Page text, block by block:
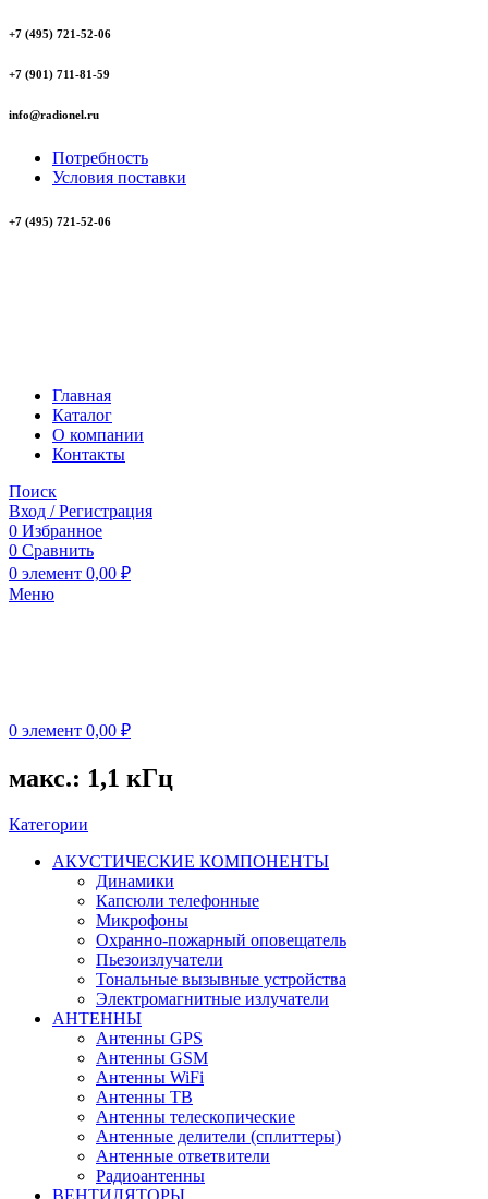
+7 (495) 721-52-06
+7 (901) 711-81-59
info@radionel.ru
Потребность
Условия поставки
+7 (495) 721-52-06
Главная
Каталог
О компании
Контакты
Поиск
Вход / Регистрация
0 Избранное
0 Сравнить
0 элемент 0,00 ₽
Меню
0 элемент 0,00 ₽
макс.: 1,1 кГц
Категории
АКУСТИЧЕСКИЕ КОМПОНЕНТЫ
Динамики
Капсюли телефонные
Микрофоны
Охранно-пожарный оповещатель
Пьезоизлучатели
Тональные вызывные устройства
Электромагнитные излучатели
АНТЕННЫ
Антенны GPS
Антенны GSM
Антенны WiFi
Антенны ТВ
Антенны телескопические
Антенные делители (сплиттеры)
Антенные ответвители
Радиоантенны
ВЕНТИЛЯТОРЫ